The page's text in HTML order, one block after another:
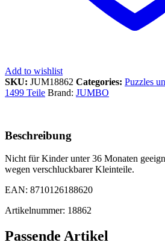
Add to wishlist
SKU: JUM18862 Categories: Puzzles
1499 Teile Brand: JUMBO
Beschreibung
Nicht für Kinder unter 36 Monaten
wegen verschluckbarer Kleinteile.
EAN: 8710126188620
Artikelnummer: 18862
Passende Artikel